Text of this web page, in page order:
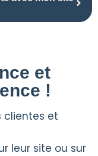
et
!
clientes et
leur site ou sur